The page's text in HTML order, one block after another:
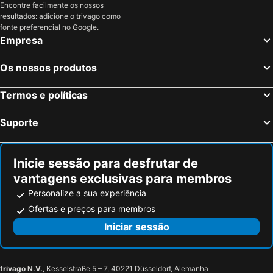
Hotel Stella del Mare
Hotel Beau Soleil
Hotel Astrid
Hotel Caribia Pinarella
Hotel Antony
Modena, Emília-Romanha Hotéis
Prato, Toscana Hotéis
Milão, Lombardia Hotéis
Nápoles, Campanha Hotéis
Palermo, Sicília Hotéis
Encontre facilmente os nossos
resultados: adicione o trivago como
fonte preferencial no Google.
Empresa
Os nossos produtos
Termos e políticas
Suporte
Inicie sessão para desfrutar de
vantagens exclusivas para membros
Personalize a sua experiência
Ofertas e preços para membros
Iniciar sessão
trivago N.V., Kesselstraße 5 – 7, 40221 Düsseldorf, Alemanha